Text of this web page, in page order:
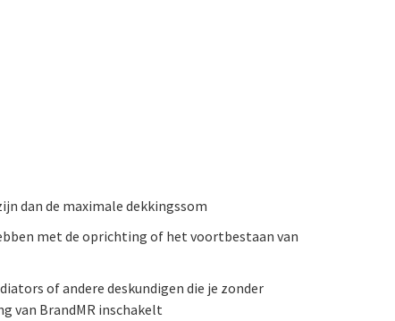
dan de maximale dekkingssom
met de oprichting of het voortbestaan van
of andere deskundigen die je zonder
van BrandMR inschakelt